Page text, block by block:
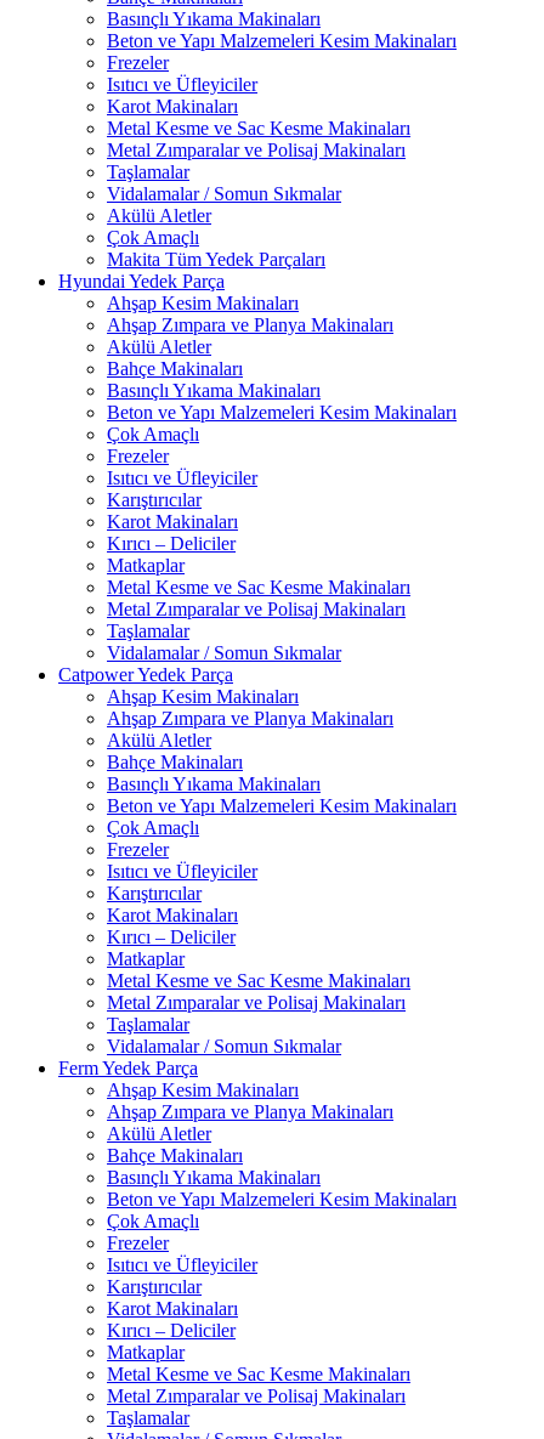
Basınçlı Yıkama Makinaları
Beton ve Yapı Malzemeleri Kesim Makinaları
Frezeler
Isıtıcı ve Üfleyiciler
Karot Makinaları
Metal Kesme ve Sac Kesme Makinaları
Metal Zımparalar ve Polisaj Makinaları
Taşlamalar
Vidalamalar / Somun Sıkmalar
Akülü Aletler
Çok Amaçlı
Makita Tüm Yedek Parçaları
Hyundai Yedek Parça
Ahşap Kesim Makinaları
Ahşap Zımpara ve Planya Makinaları
Akülü Aletler
Bahçe Makinaları
Basınçlı Yıkama Makinaları
Beton ve Yapı Malzemeleri Kesim Makinaları
Çok Amaçlı
Frezeler
Isıtıcı ve Üfleyiciler
Karıştırıcılar
Karot Makinaları
Kırıcı – Deliciler
Matkaplar
Metal Kesme ve Sac Kesme Makinaları
Metal Zımparalar ve Polisaj Makinaları
Taşlamalar
Vidalamalar / Somun Sıkmalar
Catpower Yedek Parça
Ahşap Kesim Makinaları
Ahşap Zımpara ve Planya Makinaları
Akülü Aletler
Bahçe Makinaları
Basınçlı Yıkama Makinaları
Beton ve Yapı Malzemeleri Kesim Makinaları
Çok Amaçlı
Frezeler
Isıtıcı ve Üfleyiciler
Karıştırıcılar
Karot Makinaları
Kırıcı – Deliciler
Matkaplar
Metal Kesme ve Sac Kesme Makinaları
Metal Zımparalar ve Polisaj Makinaları
Taşlamalar
Vidalamalar / Somun Sıkmalar
Ferm Yedek Parça
Ahşap Kesim Makinaları
Ahşap Zımpara ve Planya Makinaları
Akülü Aletler
Bahçe Makinaları
Basınçlı Yıkama Makinaları
Beton ve Yapı Malzemeleri Kesim Makinaları
Çok Amaçlı
Frezeler
Isıtıcı ve Üfleyiciler
Karıştırıcılar
Karot Makinaları
Kırıcı – Deliciler
Matkaplar
Metal Kesme ve Sac Kesme Makinaları
Metal Zımparalar ve Polisaj Makinaları
Taşlamalar